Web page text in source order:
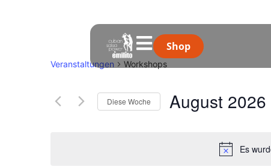
Shop
Es
Veranstaltungen Workshops
Diese Woche August 2026